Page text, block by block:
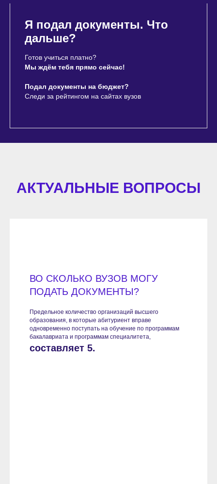
Я подал документы. Что
дальше?
Готов учиться платно?
Мы ждём тебя прямо сейчас!
Подал документы на бюджет?
Следи за рейтингом на сайтах вузов
АКТУАЛЬНЫЕ ВОПРОСЫ
ВО СКОЛЬКО ВУЗОВ МОГУ
ПОДАТЬ ДОКУМЕНТЫ?
Предельное количество организаций высшего
образования, в которые абитуриент вправе
одновременно поступать на обучение по программам
бакалавриата и программам специалитета,
составляет 5.